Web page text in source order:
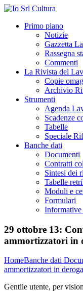
Primo piano
Notizie
Gazzetta
Rassegna
Commenti
La Rivista del
Copie
Archivio
Strumenti
Agenda
Scadenze
Tabelle
Speciale
Banche dati
Documenti
Contratti
Sintesi dei
Tabelle
Moduli e
Formulari
29 ottobre 13:
ammortizzatori in
HomeBanche dati
ammortizzatori in
Gentile utente, per